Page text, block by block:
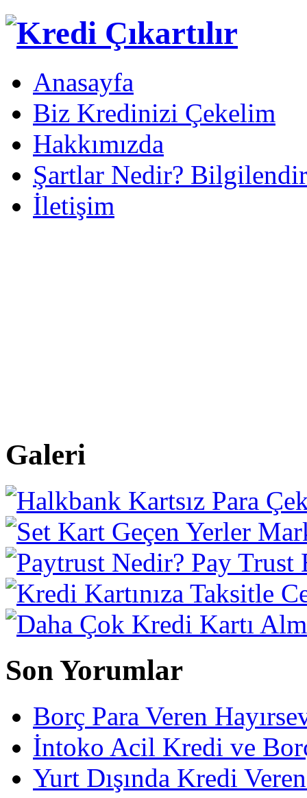
Anasayfa
Biz Kredinizi Çekelim
Hakkımızda
Şartlar Nedir?
İletişim
Galeri
Son Yorumlar
Borç Para Veren
İntoko Acil Kredi ve
Yurt Dışında Kredi